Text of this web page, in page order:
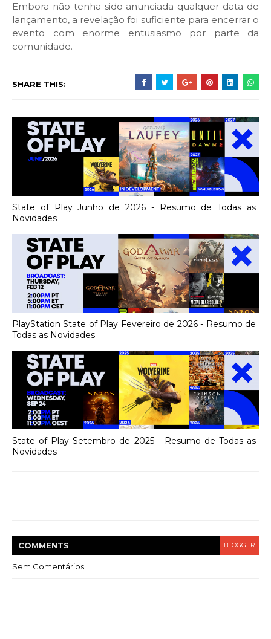
Embora não tenha sido anunciada qualquer data de
lançamento, a revelação foi suficiente para encerrar o
evento com enorme entusiasmo por parte da
comunidade.
SHARE THIS:
State of Play Junho de 2026 - Resumo de Todas as
Novidades
PlayStation State of Play Fevereiro de 2026 - Resumo de
Todas as Novidades
State of Play Setembro de 2025 - Resumo de Todas as
Novidades
COMMENTS BLOGGER
Sem Comentários: